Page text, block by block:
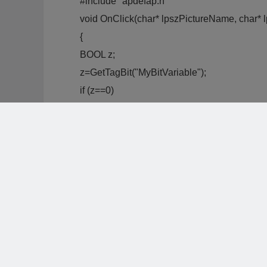
void OnClick(char* lpszPictureName, char*
{
BOOL z;
z=GetTagBit("MyBitVariable");
if (z==0)